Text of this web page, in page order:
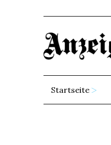
Startseite